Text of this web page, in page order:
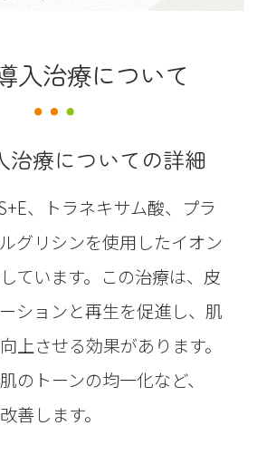
入治療について
治療についての詳細
、トラネキサム酸、プラ
グリシンを使用したイオン
ています。この治療は、皮
ションと再生を促進し、肌
上させる効果があります。
のトーンの均一化など、
善します。